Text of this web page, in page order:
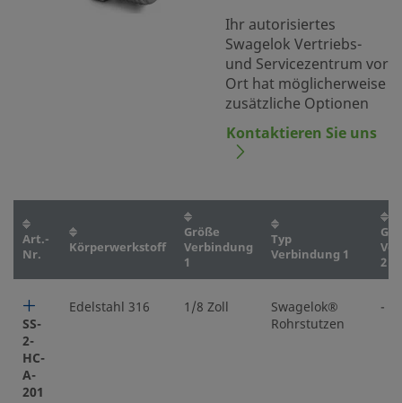
Ihr autorisiertes
Swagelok Vertriebs-
und Servicezentrum vor
Ort hat möglicherweise
zusätzliche Optionen
Kontaktieren Sie uns
Art.-
Nr.
Körperwerkstoff
Größe
Verbindung
1
Typ
Verbindung 1
2
SS-
2-
HC-
A-
201
Edelstahl 316 1/8 Zoll
Swagelok®
Rohrstutzen
-